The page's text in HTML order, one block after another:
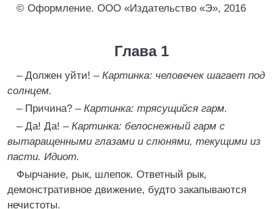
© Оформление. ООО «Издательство «Э», 2016
Глава 1
– Должен уйти! – Картинка: человечек шагает под
солнцем.
– Причина? – Картинка: трясущийся гарм.
– Да! Да! – Картинка: белоснежный гарм с
вытаращенными глазами и слюнями, текущими из
пасти. Идиот.
Фырчание, рык, шлепок. Ответный рык,
демонстративное движение, будто закапываются
нечистоты.